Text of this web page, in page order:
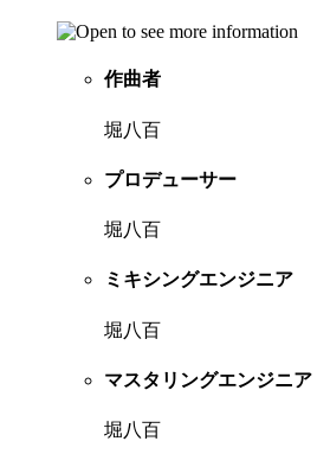
作曲者
堀八百
プロデューサー
堀八百
ミキシングエンジニア
堀八百
マスタリングエンジニア
堀八百